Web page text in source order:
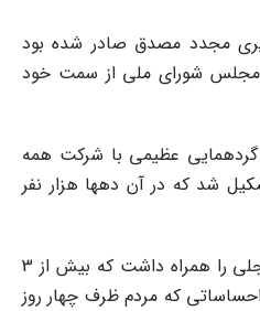
مجدد مصدق صادر شده بود
شورای ملی از سمت خود
گردهمایی عظیمی با شرکت همه
شد که در آن دهها هزار نفر
قیام 30 تیر زوال دولت مستعجلی را همراه داشت که بیش از 3
که مردم ظرف چهار روز